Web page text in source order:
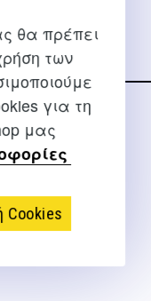
θα πρέπει
των
για τη
μας
Cookies
μέσω του